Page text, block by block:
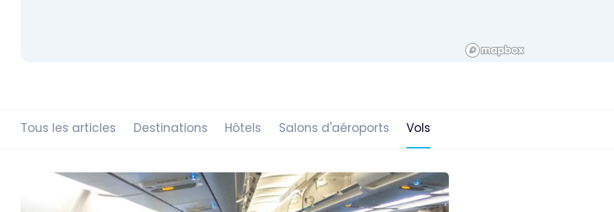
Tous les articles Destinations Hôtels Salons d'aéroports Vols